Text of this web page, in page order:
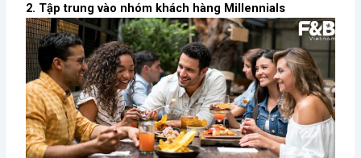
2. Tập trung vào nhóm khách hàng Millennials